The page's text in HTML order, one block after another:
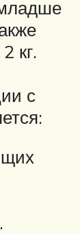
кг.
с